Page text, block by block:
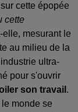
cette épopée
cette
elle, mesurant le
au milieu de la
ultra-
pour s'ouvrir
son travail .
monde se